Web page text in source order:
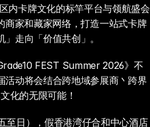
内卡牌文化的标竿平台与领航盛会
家和藏家网络，打造一站式卡牌
走向「价值共创」。
FEST Summer 2026》不
活动将会结合跨地域参展商丶跨界
化的无限可能！
至日），假香港湾仔合和中心酒店